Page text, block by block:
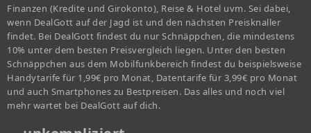
Finanzen (Kredite und Girokonto), Reise & Hotel uvm. Sei dabei,
wenn DealGott auf der Jagd ist und den nächsten Preisknaller
findet. Bei DealGott findest du nur Schnäppchen, die mindestens
10% unter dem besten Preisvergleich liegen. Unter den besten
Schnäppchen aus dem Mobilfunkbereich findest du beispielsweise
Handytarife für 1,99€ pro Monat, Datentarife für 3,99€ pro Monat
und auch Smartphones zu Bestpreisen. Das alles und noch viel
mehr wartet bei DealGott auf dich.